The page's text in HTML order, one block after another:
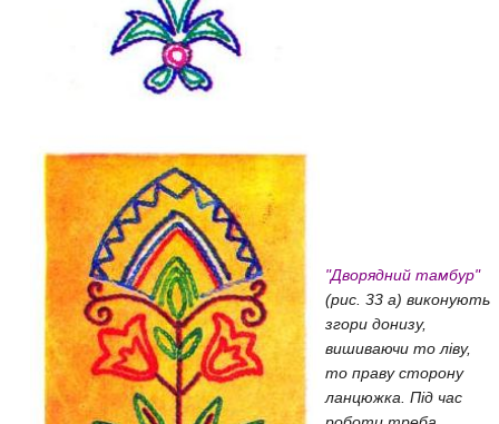
"Дворядний тамбур"
(рис. 33 а) виконують
згори донизу,
вишиваючи то ліву,
то праву сторону
ланцюжка. Під час